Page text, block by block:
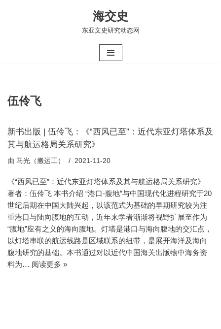
海交史
东亚文史研究动态网
伍伶飞
新书出版 | 伍伶飞：《“西风已至”：近代东亚灯塔体系及
其与航运格局关系研究》
由 马光（搬运工） 2021-11-20
《“西风已至”：近代东亚灯塔体系及其与航运格局关系研究》
著者：伍伶飞 本书介绍 “港口-腹地”与中国现代化进程研究于20
世纪后期在中国大陆兴起，以该范式为基础的早期研究较为注
重港口与陆向腹地的互动，近年来学者渐渐将视野扩展至作为
“腹地”应有之义的海向腹地。灯塔是港口与海向腹地的交汇点，
以灯塔串联的航运线路是区域联系的纽带，是展开海洋及海向
腹地研究的基础。本书通过对以近代中国海关出版物中海务资
料为… 阅读更多 »